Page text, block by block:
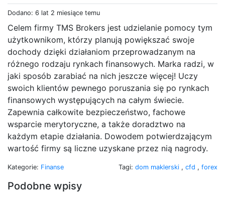
Dodano: 6 lat 2 miesiące temu
Celem firmy TMS Brokers jest udzielanie pomocy tym
użytkownikom, którzy planują powiększać swoje
dochody dzięki działaniom przeprowadzanym na
różnego rodzaju rynkach finansowych. Marka radzi, w
jaki sposób zarabiać na nich jeszcze więcej! Uczy
swoich klientów pewnego poruszania się po rynkach
finansowych występujących na całym świecie.
Zapewnia całkowite bezpieczeństwo, fachowe
wsparcie merytoryczne, a także doradztwo na
każdym etapie działania. Dowodem potwierdzającym
wartość firmy są liczne uzyskane przez nią nagrody.
Kategorie: Finanse Tagi: dom maklerski , cfd , forex
Podobne wpisy